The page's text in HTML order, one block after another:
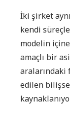
İki şirket
kendi
modelin
amaçlı bir
aralarındaki
edilen